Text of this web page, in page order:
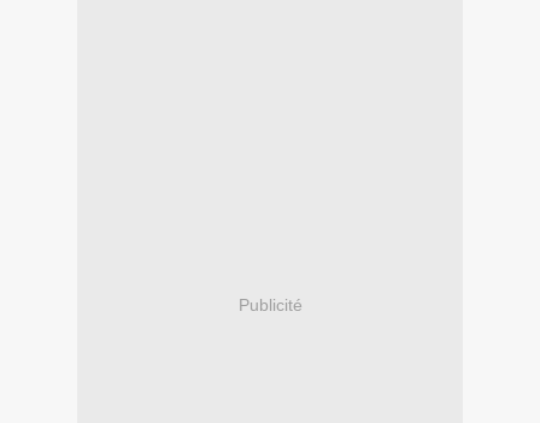
Publicité